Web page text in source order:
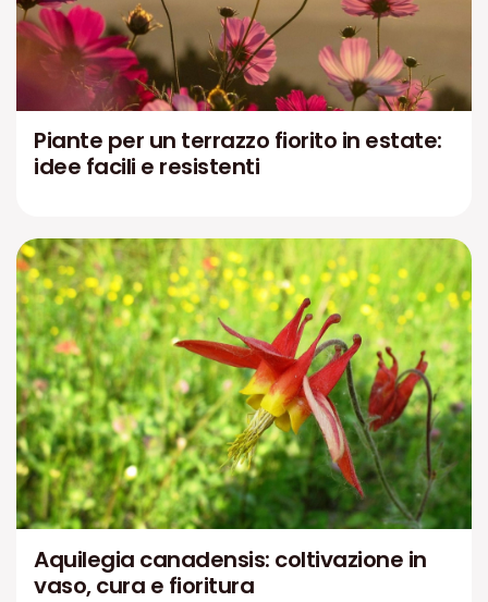
Piante per un terrazzo fiorito in estate:
idee facili e resistenti
Aquilegia canadensis: coltivazione in
vaso, cura e fioritura